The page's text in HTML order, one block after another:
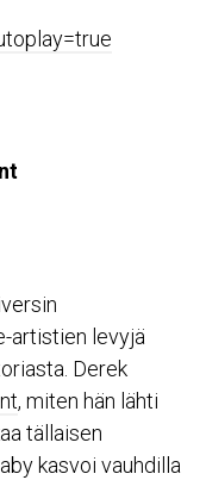
artistien levyjä
Derek
, miten hän lähti
tällaisen
kasvoi vauhdilla